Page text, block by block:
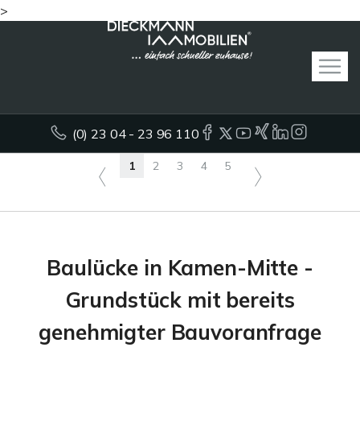
>
(0) 23 04 - 23 96 110
1 2 3 4 5
Baulücke in Kamen-Mitte -
Grundstück mit bereits
genehmigter Bauvoranfrage